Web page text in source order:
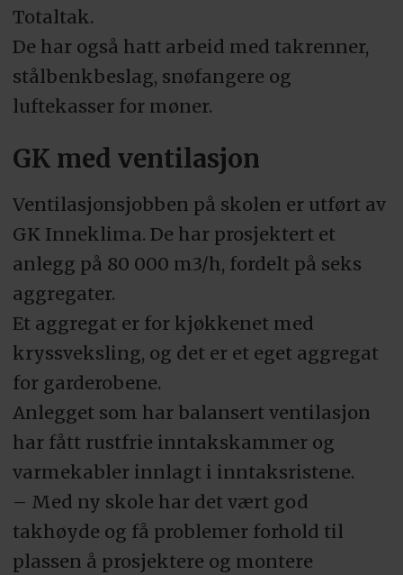
Totaltak.
De har også hatt arbeid med takrenner,
stålbenkbeslag, snøfangere og
luftekasser for møner.
GK med ventilasjon
Ventilasjonsjobben på skolen er utført av
GK Inneklima. De har prosjektert et
anlegg på 80 000 m3/h, fordelt på seks
aggregater.
Et aggregat er for kjøkkenet med
kryssveksling, og det er et eget aggregat
for garderobene.
Anlegget som har balansert ventilasjon
har fått rustfrie inntakskammer og
varmekabler innlagt i inntaksristene.
– Med ny skole har det vært god
takhøyde og få problemer forhold til
plassen å prosjektere og montere